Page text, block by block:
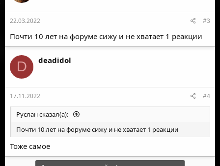
22.03.2022 #3
Почти 10 лет на форуме сижу и не хватает 1 реакции
D deadidol
17.11.2022 #4
Руслан сказал(а):
Почти 10 лет на форуме сижу и не хватает 1 реакции
Тоже самое